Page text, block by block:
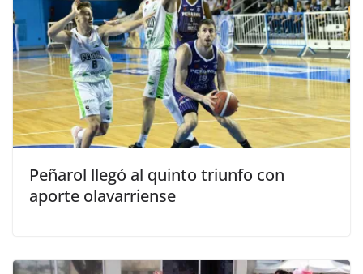
Peñarol llegó al quinto triunfo con
aporte olavarriense